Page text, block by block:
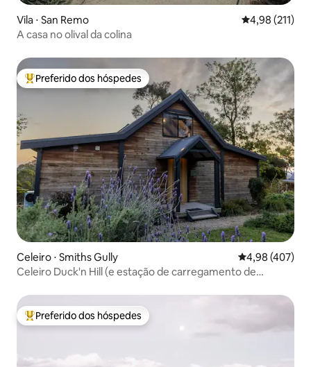
Vila ⋅ San Remo 4,98 de uma
4,98 (211)
A casa no olival da colina
Entre os melhores preferidos dos hóspedes
Preferido dos hóspedes
Celeiro ⋅ Smiths Gully 4,98 de uma
4,98 (407)
Celeiro Duck'n Hill (e estação de carregamento de
Entre os melhores preferidos dos hóspedes
Preferido dos hóspedes